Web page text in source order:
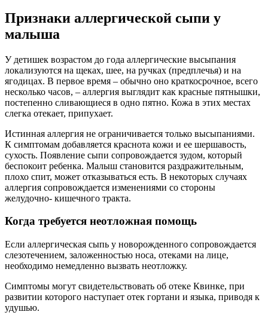
Признаки аллергической сыпи у
малыша
У детишек возрастом до года аллергические высыпания
локализуются на щеках, шее, на ручках (предплечья) и на
ягодицах. В первое время – обычно оно краткосрочное, всего
несколько часов, – аллергия выглядит как красные пятнышки,
постепенно сливающиеся в одно пятно. Кожа в этих местах
слегка отекает, припухает.
Истинная аллергия не ограничивается только высыпаниями.
К симптомам добавляется краснота кожи и ее шершавость,
сухость. Появление сыпи сопровождается зудом, который
беспокоит ребенка. Малыш становится раздражительным,
плохо спит, может отказываться есть. В некоторых случаях
аллергия сопровождается изменениями со стороны
желудочно- кишечного тракта.
Когда требуется неотложная помощь
Если аллергическая сыпь у новорожденного сопровождается
слезотечением, заложенностью носа, отеками на лице,
необходимо немедленно вызвать неотложку.
Симптомы могут свидетельствовать об отеке Квинке, при
развитии которого наступает отек гортани и языка, приводя к
удушью.